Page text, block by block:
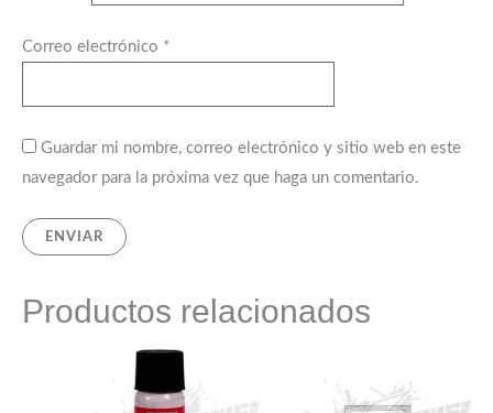
Correo electrónico *
Guardar mi nombre, correo electrónico y sitio web en este
navegador para la próxima vez que haga un comentario.
Productos relacionados